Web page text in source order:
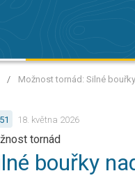
/ Možnost tornád: Silné
18. května 2026
tornád
bouřky